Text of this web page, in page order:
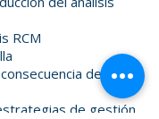
RCM
de la
de gestión